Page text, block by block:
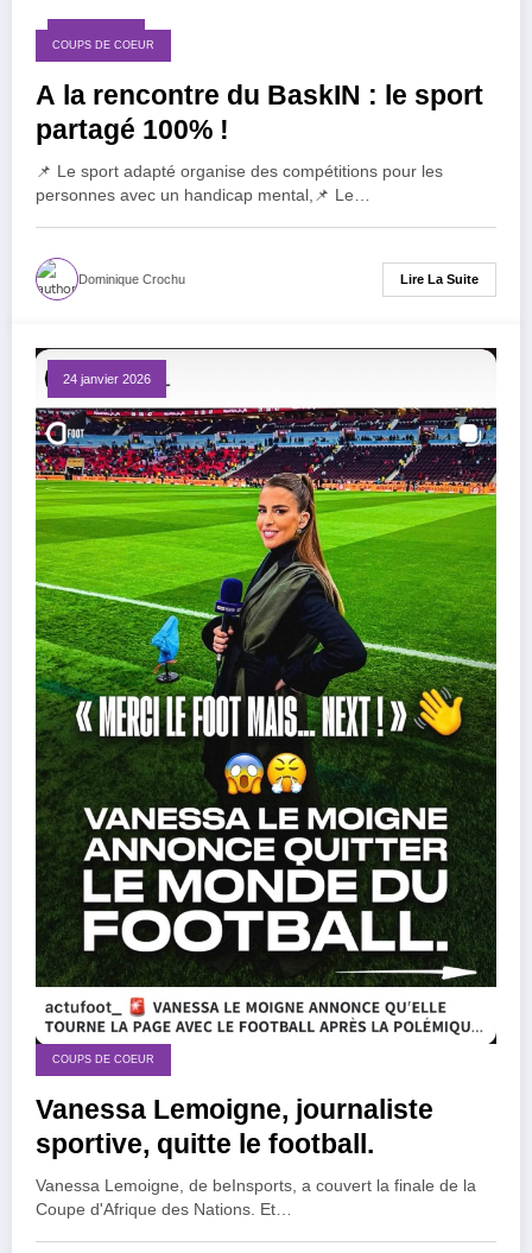
6 avril 2026
COUPS DE COEUR
A la rencontre du BaskIN : le sport
partagé 100% !
📌 Le sport adapté organise des compétitions pour les
personnes avec un handicap mental,📌 Le…
Dominique Crochu Lire La Suite
24 janvier 2026
COUPS DE COEUR
Vanessa Lemoigne, journaliste
sportive, quitte le football.
Vanessa Lemoigne, de beInsports, a couvert la finale de la
Coupe d'Afrique des Nations. Et…